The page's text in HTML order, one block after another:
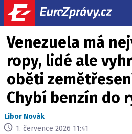
Venezuela má
ropy, lidé ale
oběti
Chybí benzín do
Libor Novák
1. července 2026 11:41